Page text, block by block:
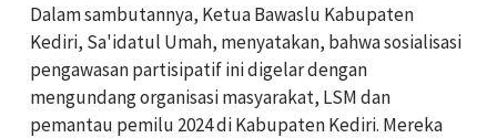
Dalam sambutannya, Ketua Bawaslu Kabupaten
Kediri, Sa'idatul Umah, menyatakan, bahwa sosialisasi
pengawasan partisipatif ini digelar dengan
mengundang organisasi masyarakat, LSM dan
pemantau pemilu 2024 di Kabupaten Kediri. Mereka